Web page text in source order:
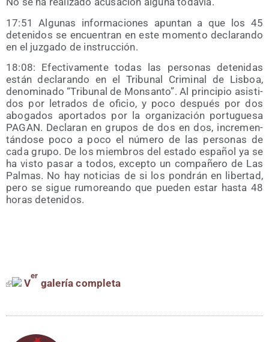
17:51 Algu­nas infor­ma­cio­nes apun­tan a que los 45
dete­ni­dos se encuen­tran en este momen­to decla­ran­do
en el juz­ga­do de instrucción.
18:08: Efec­ti­va­men­te todas las per­so­nas dete­ni­das
están decla­ran­do en el Tri­bu­nal Cri­mi­nal de Lis­boa,
deno­mi­na­do “Tri­bu­nal de Mon­san­to”. Al prin­ci­pio asis­ti­
dos por letra­dos de ofi­cio, y poco des­pués por dos
abo­ga­dos apor­ta­dos por la orga­ni­za­ción por­tu­gue­sa
PAGAN. Decla­ran en gru­pos de dos en dos, incre­men­
tán­do­se poco a poco el núme­ro de las per­so­nas de
cada gru­po. De los miem­bros del esta­do espa­ñol ya se
ha vis­to pasar a todos, excep­to un com­pa­ñe­ro de Las
Pal­mas. No hay noti­cias de si los pon­drán en liber­tad,
pero se sigue rumo­rean­do que pue­den estar has­ta 48
horas detenidos.
V
er
gale­ría completa